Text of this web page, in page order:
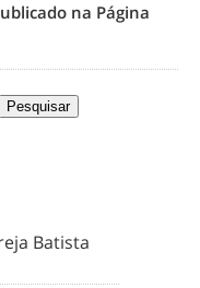
na Página
Batista